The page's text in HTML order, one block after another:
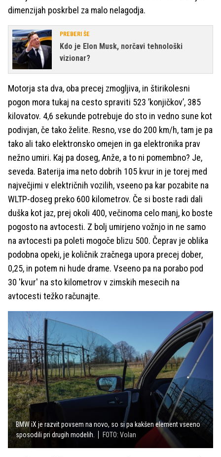
dimenzijah poskrbel za malo nelagodja.
PREBERI ŠE
Kdo je Elon Musk, norčavi tehnološki
vizionar?
Motorja sta dva, oba precej zmogljiva, in štirikolesni
pogon mora tukaj na cesto spraviti 523 ’konjičkov’, 385
kilovatov. 4,6 sekunde potrebuje do sto in vedno sune kot
podivjan, če tako želite. Resno, vse do 200 km/h, tam je pa
tako ali tako elektronsko omejen in ga elektronika prav
nežno umiri. Kaj pa doseg, Anže, a to ni pomembno? Je,
seveda. Baterija ima neto dobrih 105 kvur in je torej med
največjimi v električnih vozilih, vseeno pa kar pozabite na
WLTP-doseg preko 600 kilometrov. Če si boste radi dali
duška kot jaz, prej okoli 400, večinoma celo manj, ko boste
pogosto na avtocesti. Z bolj umirjeno vožnjo in ne samo
na avtocesti pa poleti mogoče blizu 500. Čeprav je oblika
podobna opeki, je količnik zračnega upora precej dober,
0,25, in potem ni hude drame. Vseeno pa na porabo pod
30 'kvur' na sto kilometrov v zimskih mesecih na
avtocesti težko računajte.
BMW iX je razvit povsem na novo, so si pa kakšen element vseeno
sposodili pri drugih modelih.
FOTO: Volan